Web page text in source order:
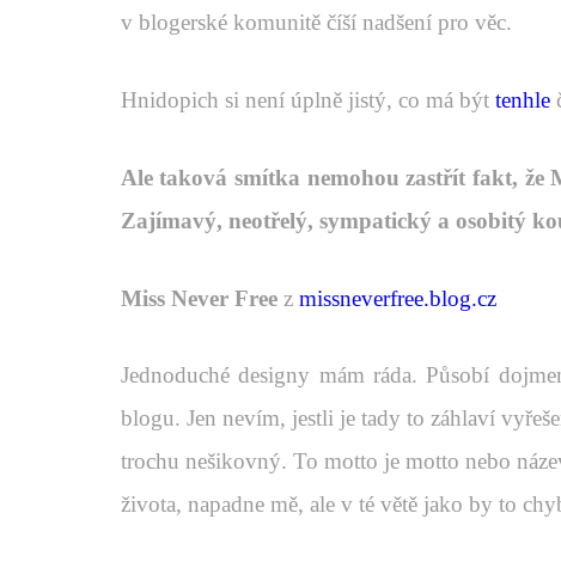
v blogerské komunitě číší nadšení pro věc.
Hnidopich si není úplně jistý, co má být tenhle
Ale taková smítka nemohou zastřít fakt,
Zajímavý, neotřelý, sympatický a osobitý
Miss Never Freez missneverfree.blog.cz
Jednoduché designy mám ráda. Působí
blogu. Jen nevím, jestli je tady to záhlaví
trochu nešikovný. To motto je motto nebo
života, napadne mě, ale v té větě jako by to